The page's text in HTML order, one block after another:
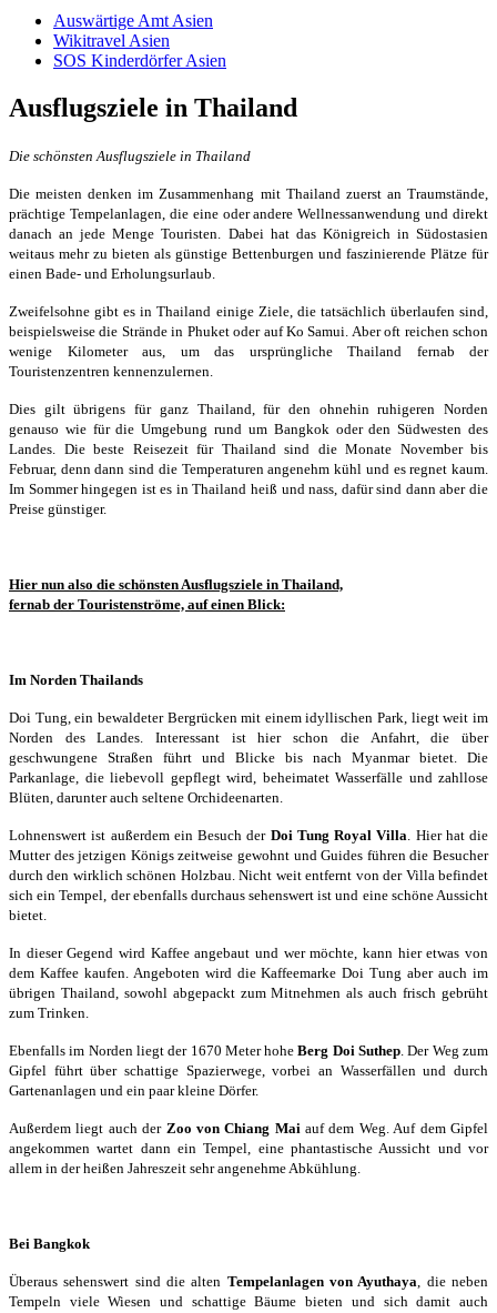
Auswärtige Amt Asien
Wikitravel Asien
SOS Kinderdörfer Asien
Ausflugsziele in Thailand
Die schönsten Ausflugsziele in Thailand
Die meisten denken im Zusammenhang mit Thailand zuerst an Traumstände,
prächtige Tempelanlagen, die eine oder andere Wellnessanwendung und direkt
danach an jede Menge Touristen. Dabei hat das Königreich in Südostasien
weitaus mehr zu bieten als günstige Bettenburgen und faszinierende Plätze für
einen Bade- und Erholungsurlaub.
Zweifelsohne gibt es in Thailand einige Ziele, die tatsächlich überlaufen sind,
beispielsweise die Strände in Phuket oder auf Ko Samui. Aber oft reichen schon
wenige Kilometer aus, um das ursprüngliche Thailand fernab der
Touristenzentren kennenzulernen.
Dies gilt übrigens für ganz Thailand, für den ohnehin ruhigeren Norden
genauso wie für die Umgebung rund um Bangkok oder den Südwesten des
Landes. Die beste Reisezeit für Thailand sind die Monate November bis
Februar, denn dann sind die Temperaturen angenehm kühl und es regnet kaum.
Im Sommer hingegen ist es in Thailand heiß und nass, dafür sind dann aber die
Preise günstiger.
Hier nun also die schönsten Ausflugsziele in Thailand,
fernab der Touristenströme, auf einen Blick:
Im Norden Thailands
Doi Tung, ein bewaldeter Bergrücken mit einem idyllischen Park, liegt weit im
Norden des Landes. Interessant ist hier schon die Anfahrt, die über
geschwungene Straßen führt und Blicke bis nach Myanmar bietet. Die
Parkanlage, die liebevoll gepflegt wird, beheimatet Wasserfälle und zahllose
Blüten, darunter auch seltene Orchideenarten.
Lohnenswert ist außerdem ein Besuch der Doi Tung Royal Villa . Hier hat die
Mutter des jetzigen Königs zeitweise gewohnt und Guides führen die Besucher
durch den wirklich schönen Holzbau. Nicht weit entfernt von der Villa befindet
sich ein Tempel, der ebenfalls durchaus sehenswert ist und eine schöne Aussicht
bietet.
In dieser Gegend wird Kaffee angebaut und wer möchte, kann hier etwas von
dem Kaffee kaufen. Angeboten wird die Kaffeemarke Doi Tung aber auch im
übrigen Thailand, sowohl abgepackt zum Mitnehmen als auch frisch gebrüht
zum Trinken.
Ebenfalls im Norden liegt der 1670 Meter hoheBerg Doi Suthep . Der Weg zum
Gipfel führt über schattige Spazierwege, vorbei an Wasserfällen und durch
Gartenanlagen und ein paar kleine Dörfer.
Außerdem liegt auch der Zoo von Chiang Mai auf dem Weg. Auf dem Gipfel
angekommen wartet dann ein Tempel, eine phantastische Aussicht und vor
allem in der heißen Jahreszeit sehr angenehme Abkühlung.
Bei Bangkok
Überaus sehenswert sind die alten Tempelanlagen von Ayuthaya , die neben
Tempeln viele Wiesen und schattige Bäume bieten und sich damit auch